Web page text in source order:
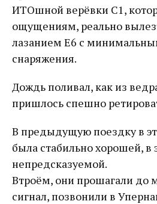
ИТОшной верёвки С1,
ощущениям, реально
лазанием Е6 с
снаряжения.
Дождь поливал, как из
пришлось спешно
В предыдущую поездку в
была стабильно хорошей, в
непредсказуемой.
Втроём, они прошагали до
сигнал, позвонили в